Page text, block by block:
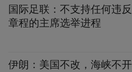
国际足联：不支持任何违反
章程的主席选举进程
伊朗：美国不改，海峡不开